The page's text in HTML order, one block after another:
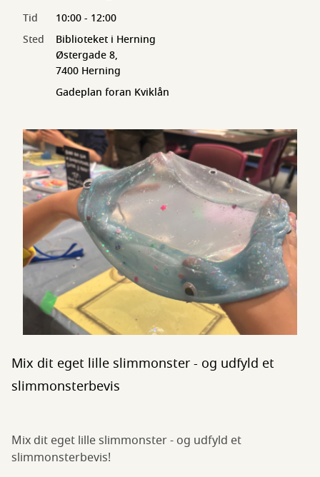
Tid
10:00 - 12:00
Sted
Biblioteket i Herning
Østergade 8,
7400 Herning
Gadeplan foran Kviklån
Mix dit eget lille slimmonster - og udfyld et
slimmonsterbevis
Mix dit eget lille slimmonster - og udfyld et
slimmonsterbevis!